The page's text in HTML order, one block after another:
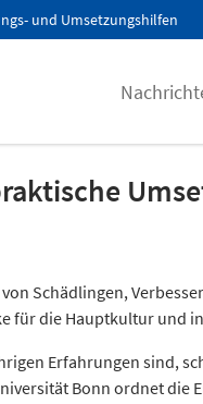
und Umsetzungshilfen
Schädlingen,
für die Hauptkultur und
Erfahrungen sind,
Bonn ordnet die